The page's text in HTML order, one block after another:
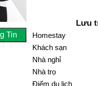
Tin
Lưu
Homestay
Khách sạn
Nhà nghỉ
Nhà trọ
Điểm du lịch